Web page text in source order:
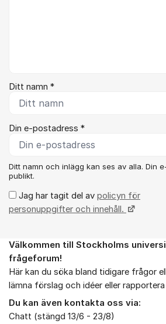
Ditt namn *
Din e-postadress *
Ditt namn och inlägg kan ses av alla. Din
publikt.
Jag har tagit del av policyn för
personuppgifter och innehåll.
Om forumet
Välkommen till Stockholms
frågeforum!
Här kan du söka bland tidigare frågor
lämna förslag och idéer eller
Du kan även kontakta oss via:
Chatt (stängd 13/6 - 23/8)